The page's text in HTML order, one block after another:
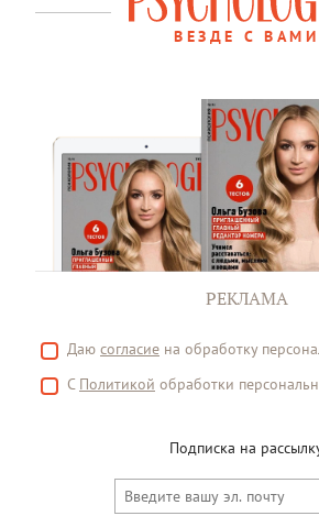
ВЕЗДЕ С ВАМИ
РЕКЛАМА
Даю согласие на обработку
С Политикой обработки
Подписка на